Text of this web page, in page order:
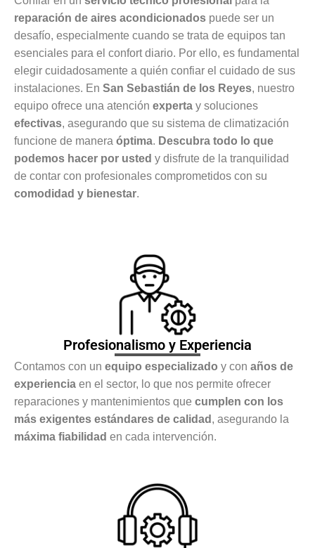
reparación de aires acondicionados puede ser un
desafío, especialmente cuando se trata de equipos tan
esenciales para el confort diario. Por ello, es fundamental
elegir cuidadosamente a quién confiar el cuidado de sus
instalaciones. En San Sebastián de los Reyes, nuestro
equipo ofrece una atención experta y soluciones
efectivas, asegurando que su sistema de climatización
funcione de manera óptima. Descubra todo lo que
podemos hacer por usted y disfrute de la tranquilidad
de contar con profesionales comprometidos con su
comodidad y bienestar.
Profesionalismo y Experiencia
Contamos con un equipo especializado y con años de
experiencia en el sector, lo que nos permite ofrecer
reparaciones y mantenimientos que cumplen con los
más exigentes estándares de calidad , asegurando la
máxima fiabilidad en cada intervención.